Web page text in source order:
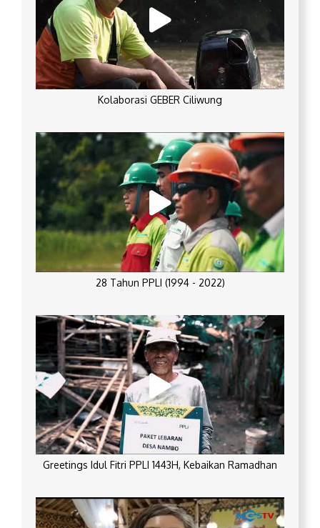
Kolaborasi GEBER Ciliwung
28 Tahun PPLI (1994 - 2022)
Greetings Idul Fitri PPLI 1443H, Kebaikan Ramadhan